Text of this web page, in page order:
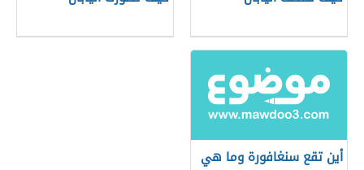
أين تقع سنغافورة وما هي